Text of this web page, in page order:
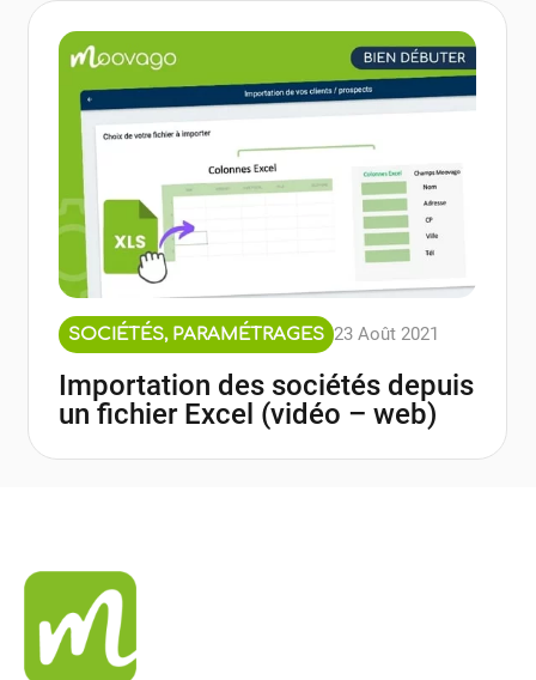
SOCIÉTÉS, PARAMÉTRAGES 23 Août 2021
Importation des sociétés depuis
un fichier Excel (vidéo – web)